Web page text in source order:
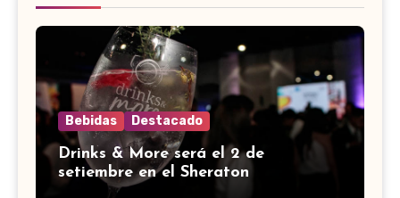
Bebidas Destacado
Drinks & More será el 2 de
setiembre en el Sheraton